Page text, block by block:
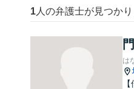
1 人の弁護士が見つか
は